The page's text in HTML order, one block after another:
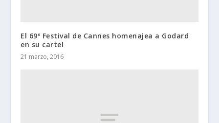
El 69º Festival de Cannes homenajea a Godard
en su cartel
21 marzo, 2016